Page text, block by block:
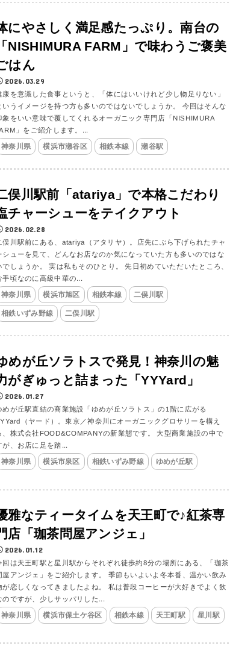
にやさしく満足感たっぷり。南台の
NISHIMURA FARM」で味わうご褒美
はん
2026.03.29
康を意識した食事というと、「体にはいいけれど少し物足りない」
いうイメージを持つ方も多いのではないでしょうか。 今回はそんな
象をいい意味で覆してくれるオーガニック専門店「NISHIMURA
」をご紹介します。...
神奈川県 横浜市瀬谷区 相鉄本線 瀬谷駅
俣川駅前「atariya」で本格こだわり
チャーシューをテイクアウト
2026.02.28
俣川駅前にある、atariya（アタリヤ）。店先にぶら下げられたチャ
シューを見て、どんなお店なのか気になっていた方も多いのではな
でしょうか。 実は私もそのひとり。 先日初めていただいたところ、
手頃なのに高級中華の...
神奈川県 横浜市旭区 相鉄本線 二俣川駅
相鉄いずみ野線 二俣川駅
めが丘ソラトスで発見！神奈川の魅
がぎゅっと詰まった「YYYard」
2026.01.27
めが丘駅直結の商業施設「ゆめが丘ソラトス」の1階に広がる
（ヤード）。東京／神奈川にオーガニックグロサリーを構え
、株式会社FOOD&COMPANYの新業態です。 大型商業施設の中で
が、お店に足を踏...
神奈川県 横浜市泉区 相鉄いずみ野線 ゆめが丘駅
雅なティータイムを天王町で♪紅茶専
店「珈茶問屋アンジェ」
2026.01.12
回は天王町駅と星川駅からそれぞれ徒歩約8分の場所にある、「珈茶
屋アンジェ」をご紹介します。 季節もいよいよ冬本番、温かい飲み
が恋しくなってきましたよね。 私は普段コーヒーが大好きでよく飲
のですが、少しサッパリした...
神奈川県 横浜市保土ケ谷区 相鉄本線 天王町駅 星川駅